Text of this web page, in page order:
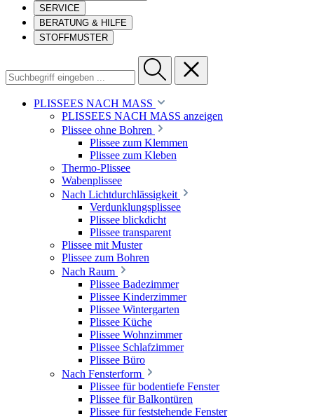
SERVICE
BERATUNG & HILFE
STOFFMUSTER
PLISSEES NACH MASS
PLISSEES NACH MASS anzeigen
Plissee ohne Bohren
Plissee zum Klemmen
Plissee zum Kleben
Thermo-Plissee
Wabenplissee
Nach Lichtdurchlässigkeit
Verdunklungsplissee
Plissee blickdicht
Plissee transparent
Plissee mit Muster
Plissee zum Bohren
Nach Raum
Plissee Badezimmer
Plissee Kinderzimmer
Plissee Wintergarten
Plissee Küche
Plissee Wohnzimmer
Plissee Schlafzimmer
Plissee Büro
Nach Fensterform
Plissee für bodentiefe Fenster
Plissee für Balkontüren
Plissee für feststehende Fenster